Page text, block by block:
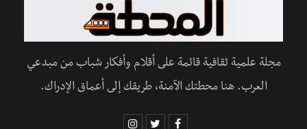
مجلة علمية ثقافية قائمة على أقلام وأفكار شباب من مبدعي
العرب. هنا محطتك الآمنة، طريقك إلى أعماق الإدراك.